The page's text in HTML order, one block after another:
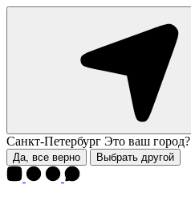
Санкт-Петербург Это ваш город?
Да, все верно Выбрать другой